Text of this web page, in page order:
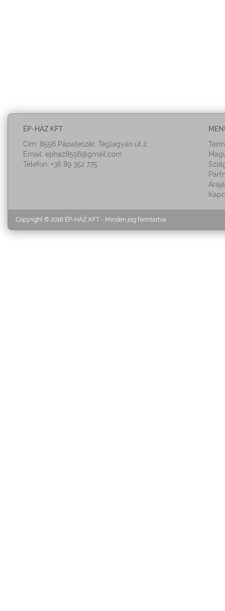
ÉP-HÁZ KFT
Cím: 8556 Pápateszér, Téglagyári út 2.
Email: ephaz8556@gmail.com
Telefon: +36 89 352 775
Copyright © 2016 ÉP-HÁZ KFT - Minden jog fenntartva.